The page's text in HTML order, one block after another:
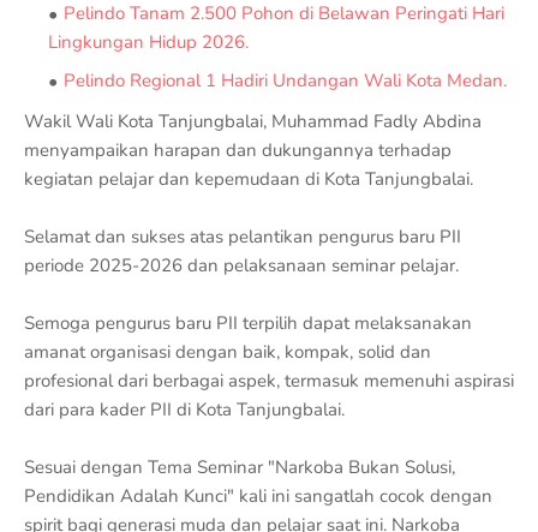
Pelindo Tanam 2.500 Pohon di Belawan Peringati Hari
Lingkungan Hidup 2026.
Pelindo Regional 1 Hadiri Undangan Wali Kota Medan.
Wakil Wali Kota Tanjungbalai, Muhammad Fadly Abdina
menyampaikan harapan dan dukungannya terhadap
kegiatan pelajar dan kepemudaan di Kota Tanjungbalai.
Selamat dan sukses atas pelantikan pengurus baru PII
periode 2025-2026 dan pelaksanaan seminar pelajar.
Semoga pengurus baru PII terpilih dapat melaksanakan
amanat organisasi dengan baik, kompak, solid dan
profesional dari berbagai aspek, termasuk memenuhi aspirasi
dari para kader PII di Kota Tanjungbalai.
Sesuai dengan Tema Seminar "Narkoba Bukan Solusi,
Pendidikan Adalah Kunci" kali ini sangatlah cocok dengan
spirit bagi generasi muda dan pelajar saat ini. Narkoba